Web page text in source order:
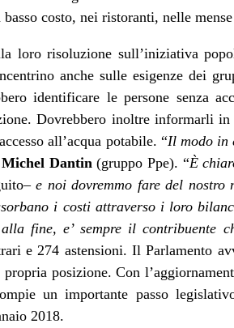
basso costo, nei ristoranti, nelle
loro risoluzione sull’iniziativa
anche sulle esigenze dei
identificare le persone senza
Dovrebbero inoltre informarli
all’acqua potabile. “Il modo in
Michel Dantin (gruppo Ppe). “È
– e noi dovremmo fare del nostro
i costi attraverso i loro
fine, e’ sempre il contribuente
e 274 astensioni. Il Parlamento
posizione. Con
un importante passo
2018.